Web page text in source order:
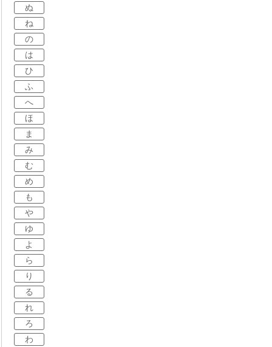
ぬ
ね
の
は
ひ
ふ
へ
ほ
ま
み
む
め
も
や
ゆ
よ
ら
り
る
れ
ろ
わ